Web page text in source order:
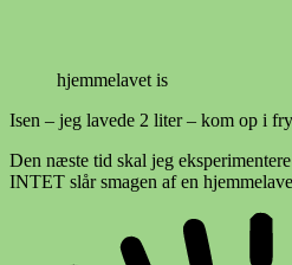
hjemmelavet is
Isen – jeg lavede 2 liter – kom op i
Den næste tid skal jeg
INTET slår smagen af en